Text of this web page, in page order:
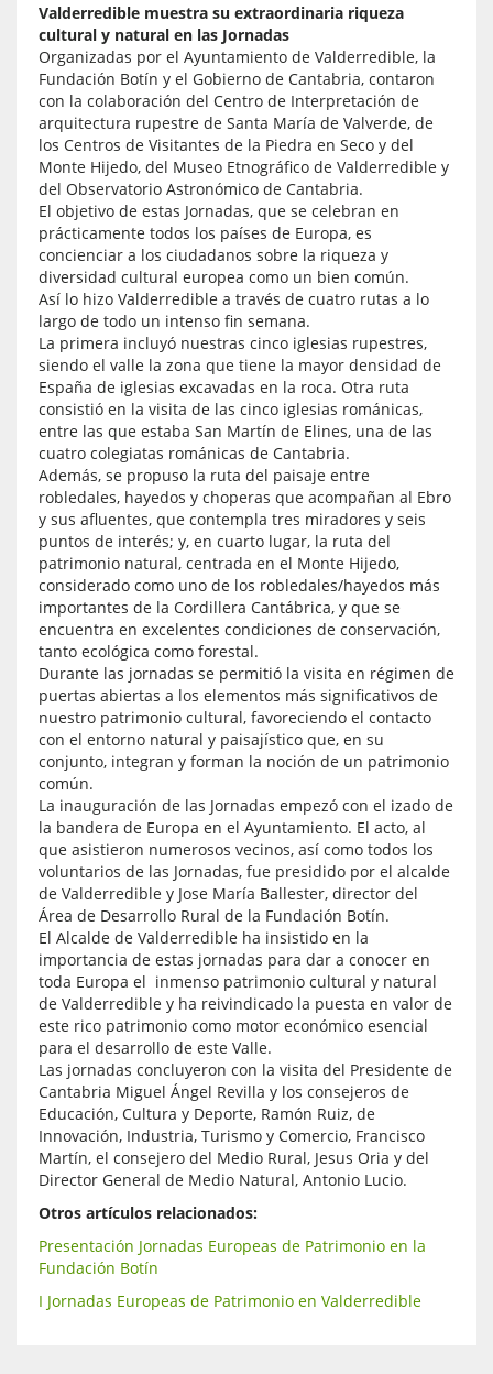
Valderredible muestra su extraordinaria riqueza
cultural y natural en las Jornadas
Organizadas por el Ayuntamiento de Valderredible, la
Fundación Botín y el Gobierno de Cantabria, contaron
con la colaboración del Centro de Interpretación de
arquitectura rupestre de Santa María de Valverde, de
los Centros de Visitantes de la Piedra en Seco y del
Monte Hijedo, del Museo Etnográfico de Valderredible y
del Observatorio Astronómico de Cantabria.
El objetivo de estas Jornadas, que se celebran en
prácticamente todos los países de Europa, es
concienciar a los ciudadanos sobre la riqueza y
diversidad cultural europea como un bien común.
Así lo hizo Valderredible a través de cuatro rutas a lo
largo de todo un intenso fin semana.
La primera incluyó nuestras cinco iglesias rupestres,
siendo el valle la zona que tiene la mayor densidad de
España de iglesias excavadas en la roca. Otra ruta
consistió en la visita de las cinco iglesias románicas,
entre las que estaba San Martín de Elines, una de las
cuatro colegiatas románicas de Cantabria.
Además, se propuso la ruta del paisaje entre
robledales, hayedos y choperas que acompañan al Ebro
y sus afluentes, que contempla tres miradores y seis
puntos de interés; y, en cuarto lugar, la ruta del
patrimonio natural, centrada en el Monte Hijedo,
considerado como uno de los robledales/hayedos más
importantes de la Cordillera Cantábrica, y que se
encuentra en excelentes condiciones de conservación,
tanto ecológica como forestal.
Durante las jornadas se permitió la visita en régimen de
puertas abiertas a los elementos más significativos de
nuestro patrimonio cultural, favoreciendo el contacto
con el entorno natural y paisajístico que, en su
conjunto, integran y forman la noción de un patrimonio
común.
La inauguración de las Jornadas empezó con el izado de
la bandera de Europa en el Ayuntamiento. El acto, al
que asistieron numerosos vecinos, así como todos los
voluntarios de las Jornadas, fue presidido por el alcalde
de Valderredible y Jose María Ballester, director del
Área de Desarrollo Rural de la Fundación Botín.
El Alcalde de Valderredible ha insistido en la
importancia de estas jornadas para dar a conocer en
toda Europa el inmenso patrimonio cultural y natural
de Valderredible y ha reivindicado la puesta en valor de
este rico patrimonio como motor económico esencial
para el desarrollo de este Valle.
Las jornadas concluyeron con la visita del Presidente de
Cantabria Miguel Ángel Revilla y los consejeros de
Educación, Cultura y Deporte, Ramón Ruiz, de
Innovación, Industria, Turismo y Comercio, Francisco
Martín, el consejero del Medio Rural, Jesus Oria y del
Director General de Medio Natural, Antonio Lucio.
Otros artículos relacionados:
Presentación Jornadas Europeas de Patrimonio en la
Fundación Botín
I Jornadas Europeas de Patrimonio en Valderredible